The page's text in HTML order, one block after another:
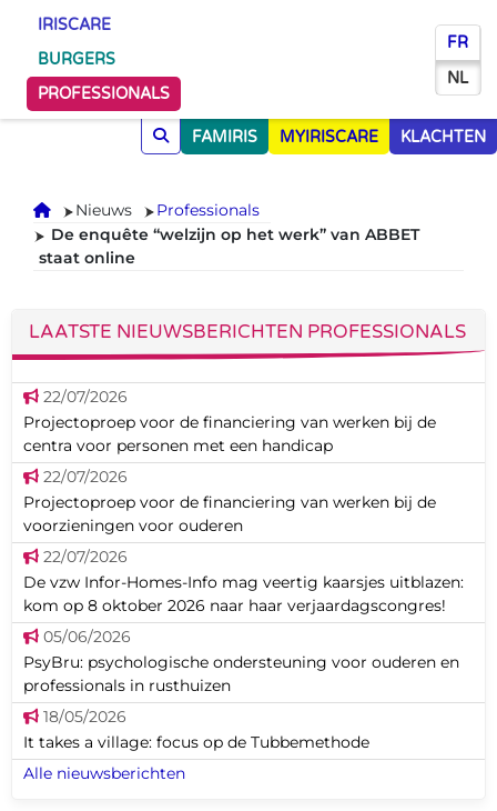
IRISCARE
BURGERS
PROFESSIONALS
FR
NL
FAMIRIS MYIRISCARE KLACHTEN
Onthaal
Nieuws
Professionals
De enquête “welzijn op het werk” van ABBET
staat online
LAATSTE NIEUWSBERICHTEN PROFESSIONALS
22/07/2026
Projectoproep voor de financiering van werken bij de
centra voor personen met een handicap
22/07/2026
Projectoproep voor de financiering van werken bij de
voorzieningen voor ouderen
22/07/2026
De vzw Infor-Homes-Info mag veertig kaarsjes uitblazen:
kom op 8 oktober 2026 naar haar verjaardagscongres!
05/06/2026
PsyBru: psychologische ondersteuning voor ouderen en
professionals in rusthuizen
18/05/2026
It takes a village: focus op de Tubbemethode
Alle nieuwsberichten